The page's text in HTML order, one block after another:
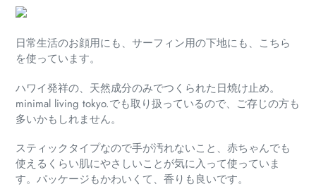
日常生活のお顔用にも、サーフィン用の下地にも、 こちら
を使っています。
ハワイ発祥の、天然成分のみでつくられた日焼け止め。
minimal living tokyo.でも取り扱っているので、 ご存じの方も
多いかもしれません。
スティックタイプなので手が汚れないこと、 赤ちゃんでも
使えるくらい肌にやさしいことが気に入って使っていま
す。 パッケージもかわいくて、香りも良いです。